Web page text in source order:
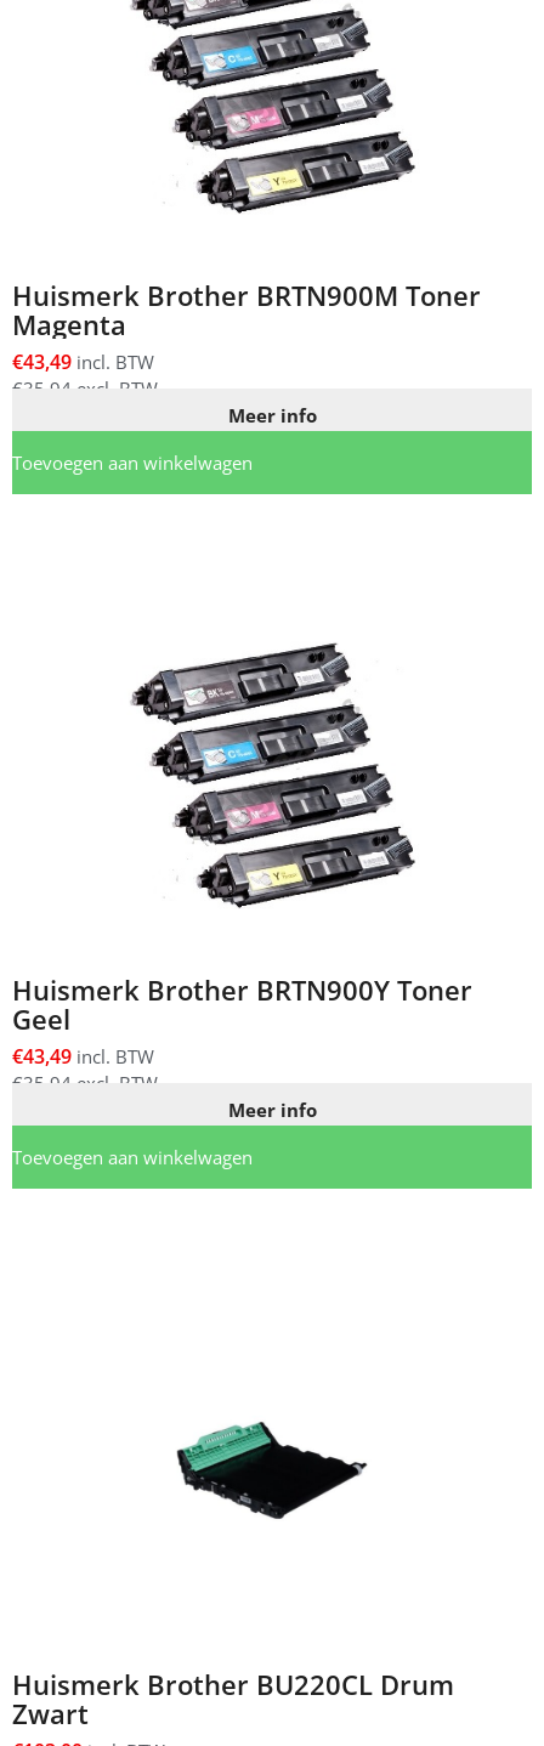
Huismerk Brother BRTN900M Toner
Magenta
€43,49 incl. BTW
€35,94 excl. BTW
Meer info
Toevoegen aan winkelwagen
Huismerk Brother BRTN900Y Toner
Geel
€43,49 incl. BTW
€35,94 excl. BTW
Meer info
Toevoegen aan winkelwagen
Huismerk Brother BU220CL Drum
Zwart